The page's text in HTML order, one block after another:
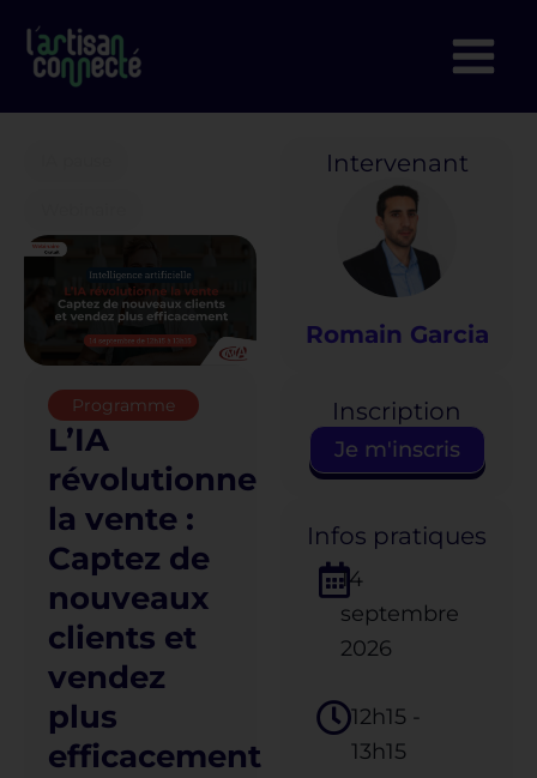
contenu
Programme
L’IA
révolutionne
la vente :
Captez de
nouveaux
clients et
vendez
plus
efficacement
Intervenant
Romain Garcia
Inscription
Je m'inscris
Infos pratiques
14
septembre
2026
12h15 -
13h15